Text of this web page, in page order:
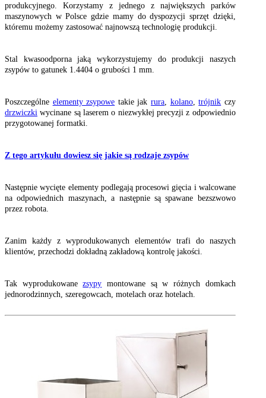
produkcyjnego. Korzystamy z jednego z największych parków
maszynowych w Polsce gdzie mamy do dyspozycji sprzęt dzięki,
któremu możemy zastosować najnowszą technologię produkcji.
Stal kwasoodporna jaką wykorzystujemy do produkcji naszych
zsypów to gatunek 1.4404 o grubości 1 mm.
Poszczególne elementy zsypowe takie jakrura kolano,trójnik czy
drzwiczki wycinane są laserem o niezwykłej precyzji z odpowiednio
przygotowanej formatki.
Z tego artykułu dowiesz się jakie są rodzaje zsypów
Następnie wycięte elementy podlegają procesowi gięcia i walcowane
na odpowiednich maszynach, a następnie są spawane bezszwowo
przez robota.
Zanim każdy z wyprodukowanych elementów trafi do naszych
klientów, przechodzi dokładną zakładową kontrolę jakości.
Tak wyprodukowanezsypy montowane są w różnych domkach
jednorodzinnych, szeregowcach, motelach oraz hotelach.